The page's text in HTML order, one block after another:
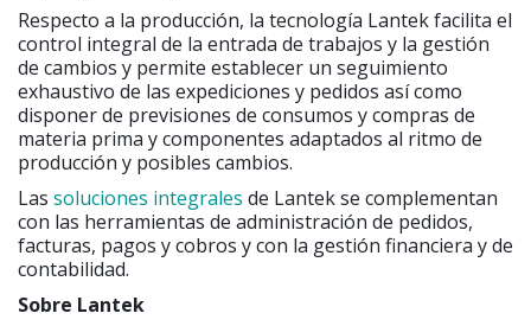
Respecto a la producción, la tecnología Lantek facilita el
control integral de la entrada de trabajos y la gestión
de cambios y permite establecer un seguimiento
exhaustivo de las expediciones y pedidos así como
disponer de previsiones de consumos y compras de
materia prima y componentes adaptados al ritmo de
producción y posibles cambios.
Las soluciones integrales de Lantek se complementan
con las herramientas de administración de pedidos,
facturas, pagos y cobros y con la gestión financiera y de
contabilidad.
Sobre Lantek